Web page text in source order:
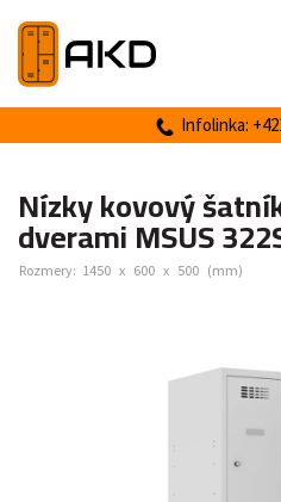
Infolinka:
Nízky kovový
dverami MSUS
Rozmery: 1450 x 600 x 500 (mm)